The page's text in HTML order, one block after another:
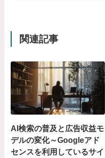
関連記事
AI検索の普及と広告収益モ
デルの変化～Googleアド
センスを利用しているサイ